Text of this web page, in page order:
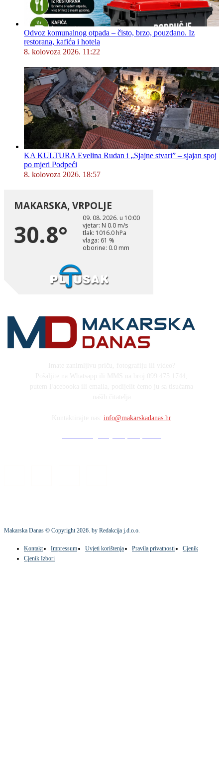
Odvoz komunalnog otpada – čisto, brzo, pouzdano. Iz
restorana, kafića i hotela
8. kolovoza 2026. 11:22
KA KULTURA Evelina Rudan i „Sjajne stvari” – sjajan spoj
po mjeri Podpeći
8. kolovoza 2026. 18:57
info@makarskadanas.hr
Makarska Danas © Copyright2026. by Redakcija j.d.o.o.
Kontakt Impressum Uvjeti korištenja Pravila privatnosti
Cjenik
Cjenik Izbori